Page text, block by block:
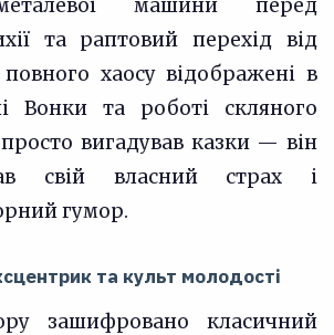
машини перед
та раптовий перехід від
хаосу відображені в
Вонки та роботі скляного
вигадував казки — він
свій власний страх і
гумор.
та культ молодості
зашифровано класичний